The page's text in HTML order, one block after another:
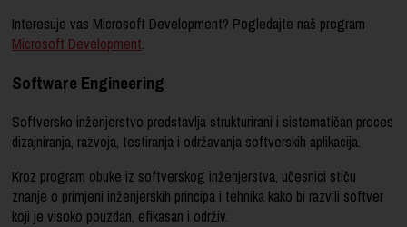
Interesuje vas Microsoft Development? Pogledajte naš program
Microsoft Development.
Software Engineering
Softversko inženjerstvo predstavlja strukturirani i sistematičan proces
dizajniranja, razvoja, testiranja i održavanja softverskih aplikacija.
Kroz program obuke iz softverskog inženjerstva, učesnici stiču
znanje o primjeni inženjerskih principa i tehnika kako bi razvili softver
koji je visoko pouzdan, efikasan i održiv.